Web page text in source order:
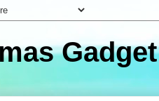
Gadget